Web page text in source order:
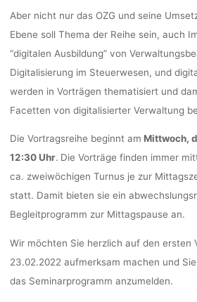
–
Aber nicht nur das OZG und seine
Ebene soll Thema der Reihe sein, auch
“digitalen Ausbildung” von
Digitalisierung im Steuerwesen, und
werden in Vorträgen thematisiert und
Facetten von digitalisierter Verwaltung
Die Vortragsreihe beginnt am Mittwoch,
12:30 Uhr. Die Vorträge finden immer
ca. zweiwöchigen Turnus je zur
statt. Damit bieten sie ein
Begleitprogramm zur Mittagspause an.
Wir möchten Sie herzlich auf den ersten
23.02.2022 aufmerksam machen und
das Seminarprogramm anzumelden.